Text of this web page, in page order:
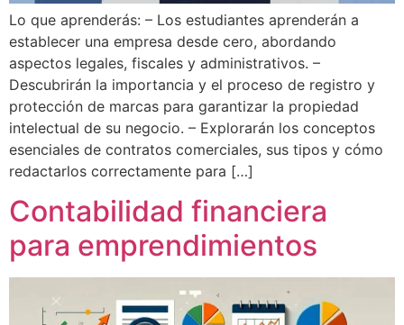
Lo que aprenderás: – Los estudiantes aprenderán a
establecer una empresa desde cero, abordando
aspectos legales, fiscales y administrativos. –
Descubrirán la importancia y el proceso de registro y
protección de marcas para garantizar la propiedad
intelectual de su negocio. – Explorarán los conceptos
esenciales de contratos comerciales, sus tipos y cómo
redactarlos correctamente para […]
Contabilidad financiera
para emprendimientos